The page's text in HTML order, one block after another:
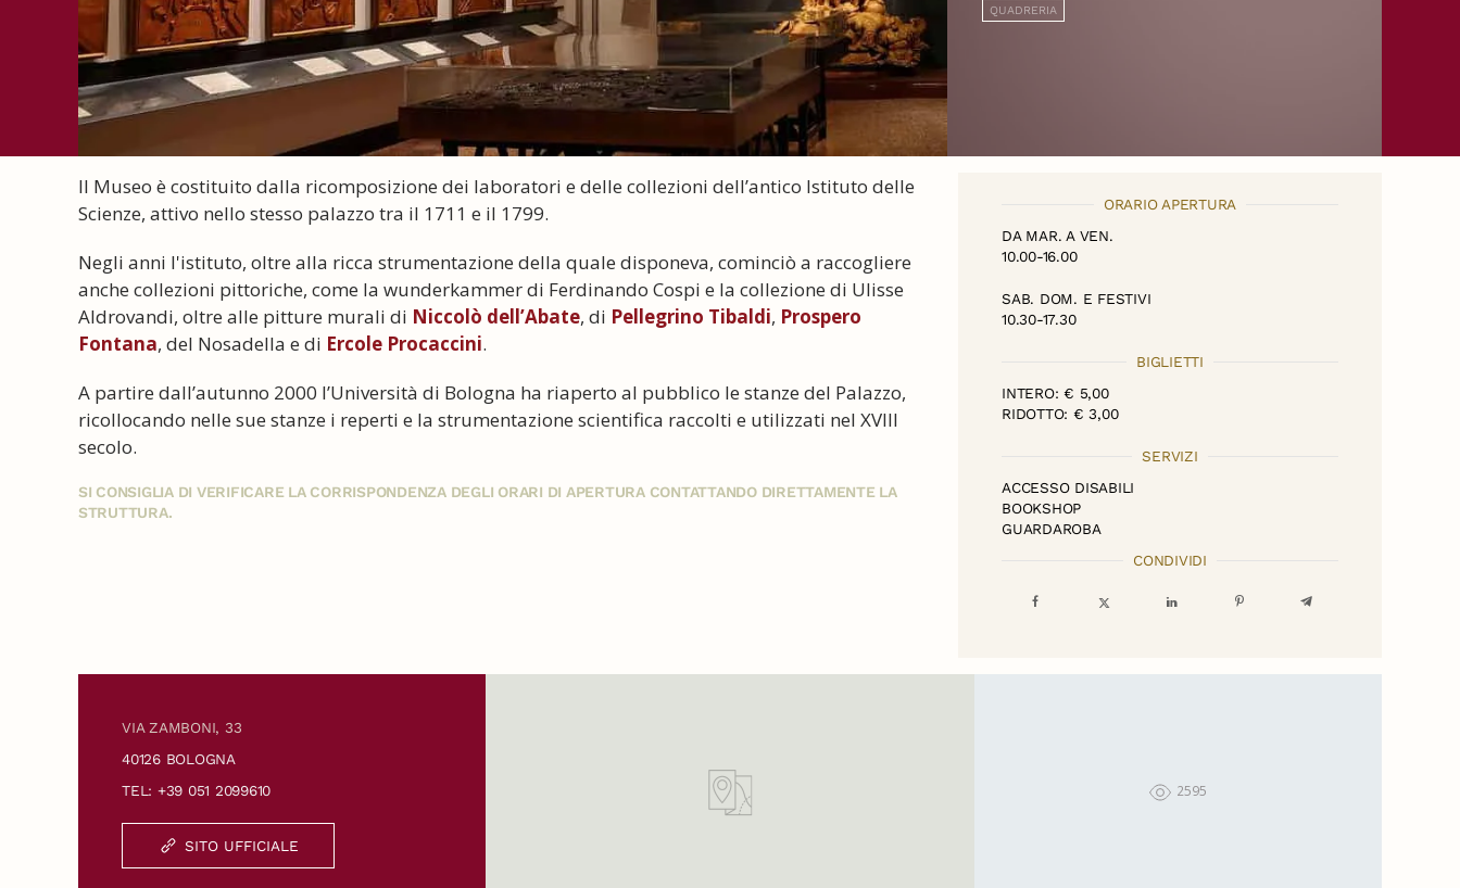
QUADRERIA
Il Museo è costituito dalla ricomposizione dei laboratori e delle collezioni dell’antico Istituto delle
Scienze, attivo nello stesso palazzo tra il 1711 e il 1799.
Negli anni l'istituto, oltre alla ricca strumentazione della quale disponeva, cominciò a raccogliere
anche collezioni pittoriche, come la wunderkammer di Ferdinando Cospi e la collezione di Ulisse
Aldrovandi, oltre alle pitture murali di Niccolò dell’Abate, di Pellegrino Tibaldi, Prospero
Fontana, del Nosadella e di Ercole Procaccini.
A partire dall’autunno 2000 l’Università di Bologna ha riaperto al pubblico le stanze del Palazzo,
ricollocando nelle sue stanze i reperti e la strumentazione scientifica raccolti e utilizzati nel XVIII
secolo.
SI CONSIGLIA DI VERIFICARE LA CORRISPONDENZA DEGLI ORARI DI APERTURA CONTATTANDO DIRETTAMENTE LA
STRUTTURA.
ORARIO APERTURA
DA MAR. A VEN.
10.00-16.00
SAB. DOM. E FESTIVI
10.30-17.30
BIGLIETTI
INTERO: € 5,00
RIDOTTO: € 3,00
SERVIZI
ACCESSO DISABILI
BOOKSHOP
GUARDAROBA
CONDIVIDI
VIA ZAMBONI, 33
40126 BOLOGNA
TEL: +39 051 2099610
SITO UFFICIALE
2595